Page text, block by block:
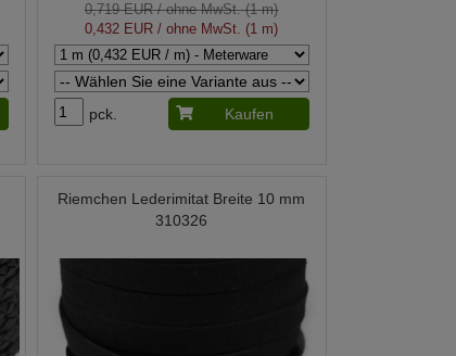
0,719 EUR/ ohne MwSt. (1 m)
0,432 EUR / ohne MwSt. (1 m)
pck. Kaufen
Riemchen Lederimitat Breite 10 mm
310326